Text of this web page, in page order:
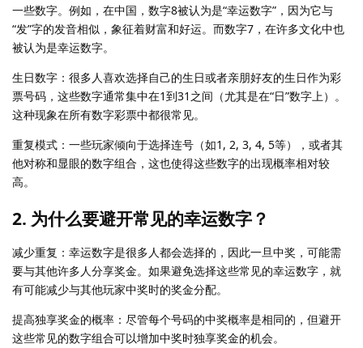
一些数字。例如，在中国，数字8被认为是“幸运数字”，因为它与
“发”字的发音相似，象征着财富和好运。而数字7，在许多文化中也
被认为是幸运数字。
生日数字：很多人喜欢选择自己的生日或者亲朋好友的生日作为彩
票号码，这些数字通常集中在1到31之间（尤其是在“日”数字上）。
这种现象在所有数字彩票中都很常见。
重复模式：一些玩家倾向于选择连号（如1, 2, 3, 4, 5等），或者其
他对称和显眼的数字组合，这也使得这些数字的出现概率相对较
高。
2. 为什么要避开常见的幸运数字？
减少重复：幸运数字是很多人都会选择的，因此一旦中奖，可能需
要与其他许多人分享奖金。如果避免选择这些常见的幸运数字，就
有可能减少与其他玩家中奖时的奖金分配。
提高独享奖金的概率：尽管每个号码的中奖概率是相同的，但避开
这些常见的数字组合可以增加中奖时独享奖金的机会。